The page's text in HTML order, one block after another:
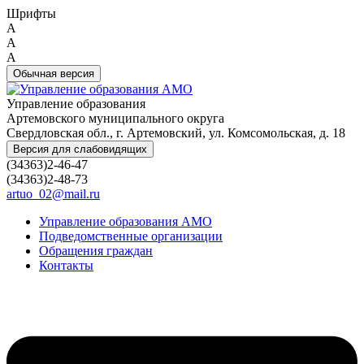
Шрифты
A
A
A
Обычная версия
Управление образования
Артемовского муниципального округа
Свердловская обл., г. Артемовский, ул. Комсомольская, д. 18
Версия для слабовидящих
(34363)2-46-47
(34363)2-48-73
artuo_02@mail.ru
Управление образования АМО
Подведомственные организации
Обращения граждан
Контакты